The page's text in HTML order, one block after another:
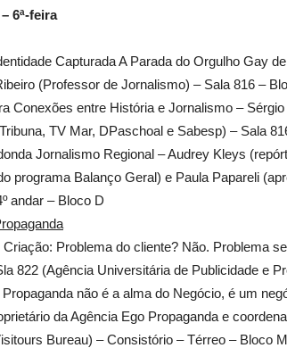
6ª-feira
Capturada A Parada do Orgulho Gay
(Professor de Jornalismo) – Sala 816 –
Conexões entre História e Jornalismo –
TV Mar, DPaschoal e Sabesp) – Sala
Jornalismo Regional – Audrey Kleys
programa Balanço Geral) e Paula Papareli
andar – Bloco D
Problema do cliente? Não. Problema
822 (Agência Universitária de Publicidade e
não é a alma do Negócio, é um
da Agência Ego Propaganda e
Bureau) – Consistório – Térreo – Bloco M